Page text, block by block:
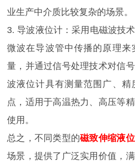
业生产中介质比较复杂的场景。
3. 导波液位计：采用电磁波技
微波在导波管中传播的原理来
量，并通过信号处理技术对信
波液位计具有测量范围广、精
点，适用于高温热力、高压等
使用。
总之，不同类型的磁致伸缩液
场景，提供了广泛实用价值，